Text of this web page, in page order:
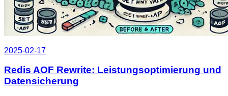
2025-02-17
Redis AOF Rewrite: Leistungsoptimierung und
Datensicherung